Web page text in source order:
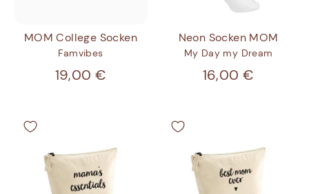
MOM College Socken
Famvibes
19,00 €
Neon Socken MOM
My Day my Dream
16,00 €